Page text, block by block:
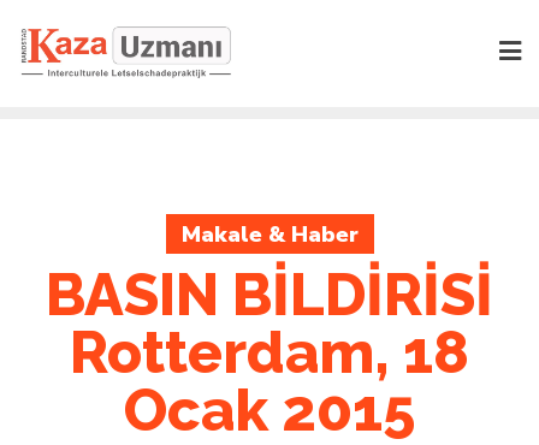
Makale & Haber
BASIN BİLDİRİSİ
Rotterdam, 18
Ocak 2015